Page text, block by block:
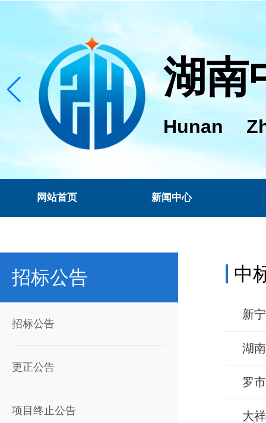
湖南
Hunan
网站首页 新闻中心
招标公告
招标公告
更正公告
项目终止公告
中
新
罗
大